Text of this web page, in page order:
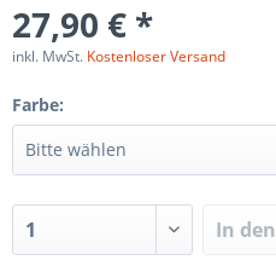
27,90 € *
inkl. MwSt. Kostenloser Versand
Farbe:
In den